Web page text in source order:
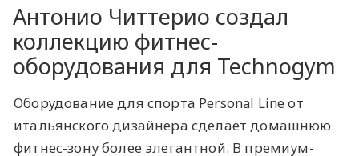
Антонио Читтерио создал
коллекцию фитнес-
оборудования для Technogym
Оборудование для спорта Personal Line от
итальянского дизайнера сделает домашнюю
фитнес-зону более элегантной. В премиум-